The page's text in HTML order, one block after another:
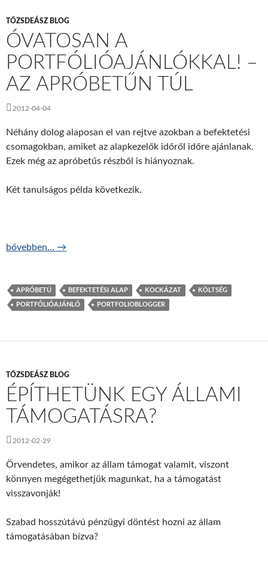
TŐZSDEÁSZ BLOG
ÓVATOSAN A
PORTFÓLIÓAJÁNLÓKKAL! –
AZ APRÓBETŰN TÚL
2012-04-04
Néhány dolog alaposan el van rejtve azokban a befektetési
csomagokban, amiket az alapkezelők időről időre ajánlanak.
Ezek még az apróbetűs részből is hiányoznak.
Két tanulságos példa következik.
Óvatosan a portfólióajánlókkal! – az apróbetűn túl
bővebben… →
APRÓBETŰ BEFEKTETÉSI ALAP KOCKÁZAT KÖLTSÉG
PORTFÓLIÓAJÁNLÓ PORTFOLIOBLOGGER
TŐZSDEÁSZ BLOG
ÉPÍTHETÜNK EGY ÁLLAMI
TÁMOGATÁSRA?
2012-02-29
Örvendetes, amikor az állam támogat valamit, viszont
könnyen megégethetjük magunkat, ha a támogatást
visszavonják!
Szabad hosszútávú pénzügyi döntést hozni az állam
támogatásában bízva?